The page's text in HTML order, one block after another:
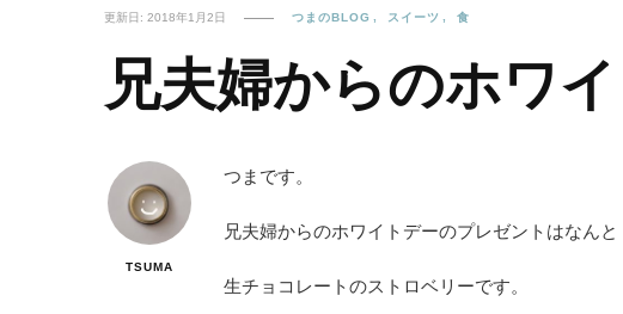
更新日: 2018年1月2日 つまのBLOG スイーツ 食
兄夫婦からのホワ
TSUMA
つまです。
兄夫婦からのホワイトデーのプレゼントはなんと
生チョコレートのストロベリーです。